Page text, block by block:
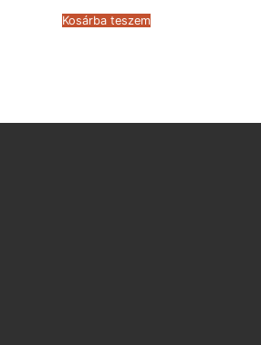
38.875 Ft.
Kosárba teszem